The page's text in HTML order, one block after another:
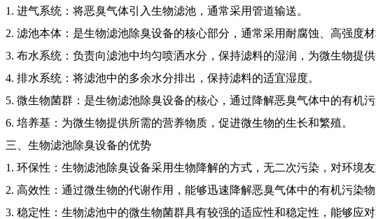
1. 进气系统：将恶臭气体引入生物滤池，通常采用管道输送。
2. 滤池本体：是生物滤池除臭设备的核心部分，通常采用耐腐蚀、高强度材
3. 布水系统：负责向滤池中均匀喷洒水分，保持滤料的湿润，为微生物提供
4. 排水系统：将滤池中的多余水分排出，保持滤料的适宜湿度。
5. 微生物菌群：是生物滤池除臭设备的核心，通过降解恶臭气体中的有机污
6. 培养基：为微生物提供所需的营养物质，促进微生物的生长和繁殖。
三、生物滤池除臭设备的优势
1. 环保性：生物滤池除臭设备采用生物降解的方式，无二次污染，对环境友
2. 高效性：通过微生物的代谢作用，能够迅速降解恶臭气体中的有机污染物
3. 稳定性：生物滤池中的微生物菌群具有较强的适应性和稳定性，能够应